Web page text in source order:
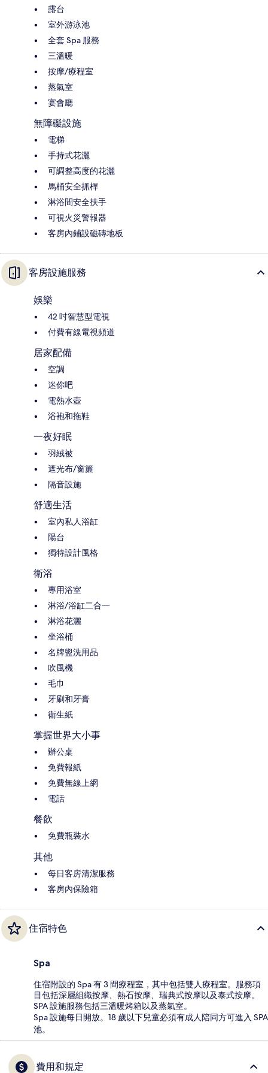
露台
室外游泳池
全套 Spa 服務
三溫暖
按摩/療程室
蒸氣室
宴會廳
無障礙設施
電梯
手持式花灑
可調整高度的花灑
馬桶安全抓桿
淋浴間安全扶手
可視火災警報器
客房內鋪設磁磚地板
客房設施服務
娛樂
42 吋智慧型電視
付費有線電視頻道
居家配備
空調
迷你吧
電熱水壺
浴袍和拖鞋
一夜好眠
羽絨被
遮光布/窗簾
隔音設施
舒適生活
室內私人浴缸
陽台
獨特設計風格
衛浴
專用浴室
淋浴/浴缸二合一
淋浴花灑
坐浴桶
名牌盥洗用品
吹風機
毛巾
牙刷和牙膏
衛生紙
掌握世界大小事
辦公桌
免費報紙
免費無線上網
電話
餐飲
免費瓶裝水
其他
每日客房清潔服務
客房內保險箱
住宿特色
Spa
住宿附設的 Spa 有 3 間療程室，其中包括雙人療程室。服務項
目包括深層組織按摩、熱石按摩、瑞典式按摩以及泰式按摩。
SPA 設施服務包括三溫暖烤箱以及蒸氣室。
Spa 設施每日開放。18 歲以下兒童必須有成人陪同方可進入 SPA
池。
費用和規定